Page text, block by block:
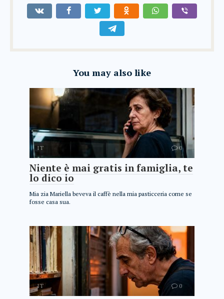
You may also like
IT 0
Niente è mai gratis in famiglia, te
lo dico io
Mia zia Mariella beveva il caffè nella mia pasticceria come se
fosse casa sua.
IT 0